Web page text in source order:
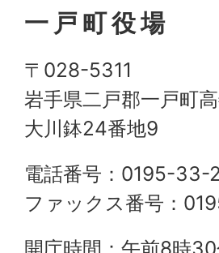
一戸町役場
〒028-5311
岩手県二戸郡一戸町
大川鉢24番地9
電話番号：0195-33-
ファックス番号：
開庁時間：午前8時